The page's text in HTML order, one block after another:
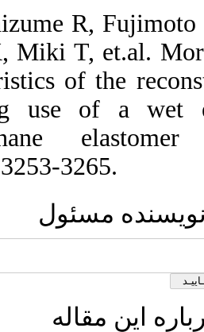
41.
Tobita K, Miki
following
2010;31:3253-